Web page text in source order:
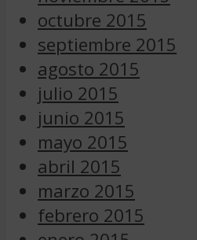
octubre 2015
septiembre 2015
agosto 2015
julio 2015
junio 2015
mayo 2015
abril 2015
marzo 2015
febrero 2015